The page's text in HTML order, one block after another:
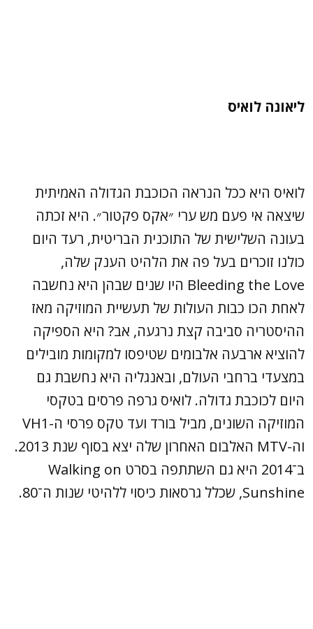
ליאונה לואיס
לואיס היא ככל הנראה הכוכבת הגדולה האמיתית
שיצאה אי פעם מש ערי ״אקס פקטור״. היא זכתה
בעונה השלישית של התוכנית הבריטית, רעד היום
כולנו זוכרים בעל פה את הלהיט הענק שלה,
Bleeding the Love היו שנים שבהן היא נחשבה
לאחת הכו כבות העולות של תעשיית המוזיקה מאז
ההיסטריה סביבה קצת נרגעה, אב? היא הספיקה
להוציא ארבעה אלבומים שטיפסו למקומות מובילים
במצעדי ברחבי העולם, ובאנגליה היא נחשבת גם
היום לכוכבת גדולה. לואיס גרפה פרסים בטקסי
המוזיקה השונים, מביל בורד ועד טקס פרסי ה-VH1
וה-MTV האלבום האחרון שלה יצא בסוף שנת 2013.
ב־2014 היא גם השתתפה בסרט Walking on
Sunshine, שכלל גרסאות כיסוי ללהיטי שנות ה־80.